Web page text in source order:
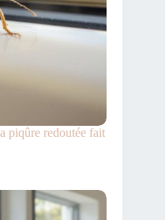
piqûre redoutée fait